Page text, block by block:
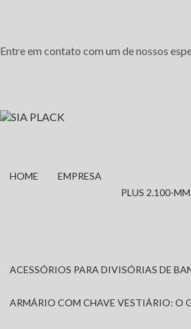
Entre em contato com um de nossos
HOME EMPRESA
PLUS 2.100-MM
ACESSÓRIOS PARA DIVISÓRIAS DE
ARMÁRIO COM CHAVE VESTIÁRIO: O